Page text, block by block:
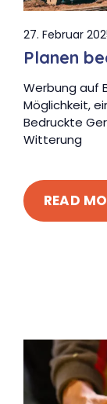
27. Februar
Planen
Werbung auf
Möglichkeit,
Bedruckte
Witterung
READ